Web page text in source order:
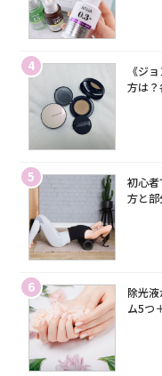
4
《ジ
方は？
5
初心
方と部
6
除光
ム5つ